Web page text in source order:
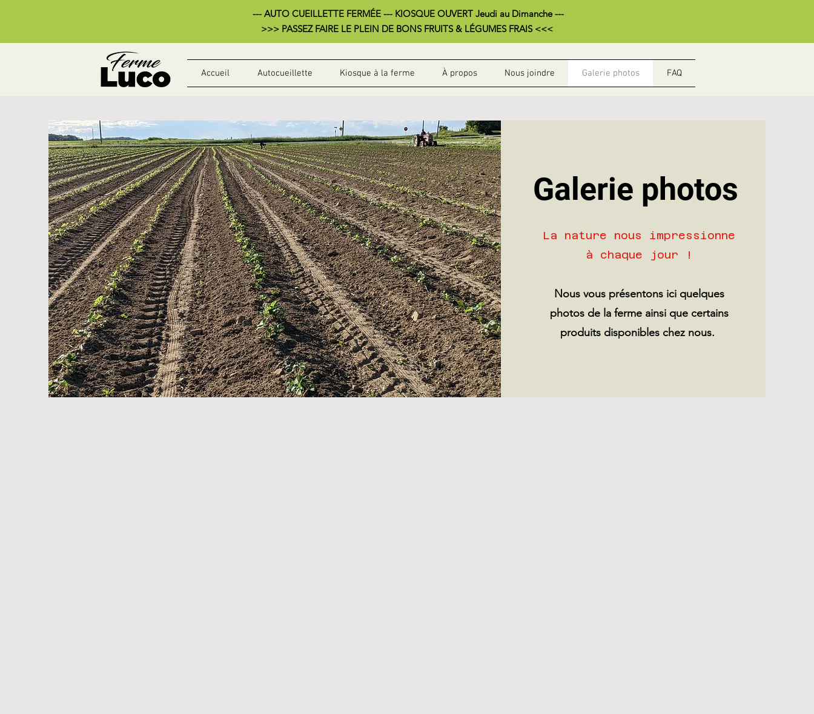
--- AUTO CUEILLETTE FERMÉE --- KIOSQUE OUVERT Jeudi au Dimanche ---
>>> PASSEZ FAIRE LE PLEIN DE BONS FRUITS & LÉGUMES FRAIS <<<
Accueil Autocueillette Kiosque à la ferme À propos Nous joindre Galerie photos FAQ
Galerie photos
La nature nous impressionne
à chaque jour !
Nous vous présentons ici quelques
photos de la ferme ainsi que certains
produits disponibles chez nous.